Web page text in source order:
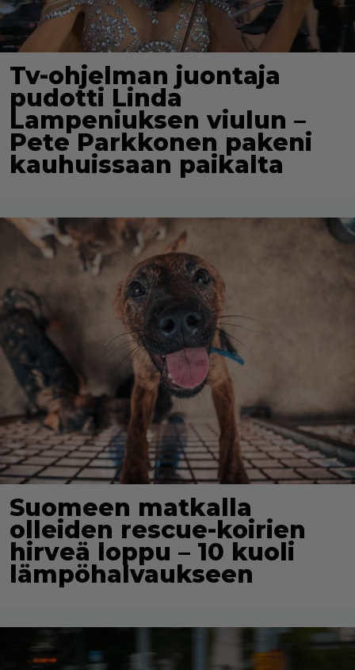
Tv-ohjelman juontaja
pudotti Linda
Lampeniuksen viulun –
Pete Parkkonen pakeni
kauhuissaan paikalta
Suomeen matkalla
olleiden rescue-koirien
hirveä loppu – 10 kuoli
lämpöhalvaukseen